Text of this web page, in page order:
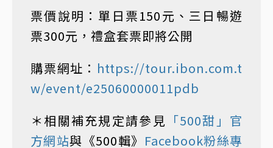
票價說明：單日票150元、三日暢遊
票300元，禮盒套票即將公開
購票網址： https://tour.ibon.com.t
w/event/e25060000011pdb
＊相關補充規定請參見 「500甜」官
方網站與《500輯》 Facebook粉絲專